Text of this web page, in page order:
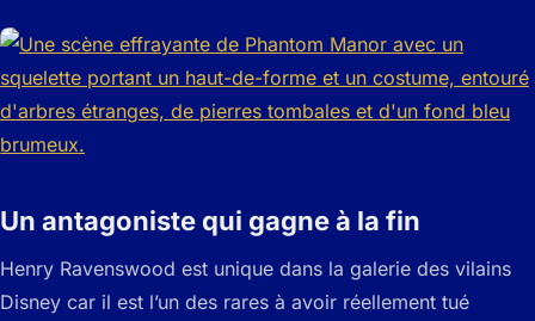
Un antagoniste qui gagne à la fin
Henry Ravenswood est unique dans la galerie des vilains
Disney car il est l’un des rares à avoir réellement tué